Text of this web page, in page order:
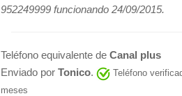
952249999 funcionando 24/09/2015.
Teléfono equivalente de Canal plus
Enviado por Tonico.
Teléfono
meses